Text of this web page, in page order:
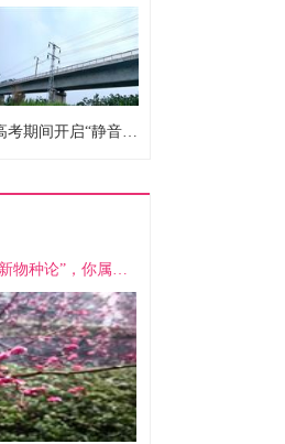
高考期间开启“静音”模式 受益考生千万计
每周一评 | 北控抛出“新物种论”，你属于哪一类？